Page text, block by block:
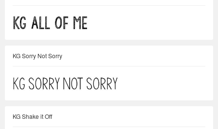
KG Sorry Not Sorry
KG Shake it Off